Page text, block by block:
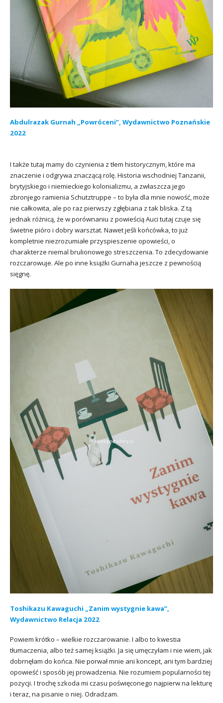
Abdulrazak Gurnah „Powróceni”, Wydawnictwo Poznańskie
2022
I także tutaj mamy do czynienia z tłem historycznym, które ma
znaczenie i odgrywa znaczącą rolę. Historia wschodniej Tanzanii,
brytyjskiego i niemieckiego kolonializmu, a zwłaszcza jego
zbronjego ramienia Schutztruppe – to była dla mnie nowość, może
nie całkowita, ale po raz pierwszy zgłębiana z tak bliska. Z tą
jednak różnicą, że w porównaniu z powieścią Auci tutaj czuje się
świetne pióro i dobry warsztat. Nawet jeśli końcówka, to już
kompletnie niezrozumiałe przyspieszenie opowieści, o
charakterze niemal brulionowego streszczenia. To zdecydowanie
rozczarowuje. Ale po inne książki Gurnaha jeszcze z pewnością
sięgnę.
Toshikazu Kawaguchi „Zanim wystygnie kawa”,
Wydawnictwo Relacja 2022
Powiem krótko – wielkie rozczarowanie. I albo to kwestia
tłumaczenia, albo też samej książki. Ja się umęczyłam i nie wiem, jak
dobrnęłam do końca. Nie porwał mnie ani koncept, ani tym bardziej
opowieść i sposób jej prowadzenia. Nie rozumiem popularności tej
pozycji. I trochę szkoda mi czasu poświęconego najpierw na lekturę
i teraz, na pisanie o niej. Odradzam.